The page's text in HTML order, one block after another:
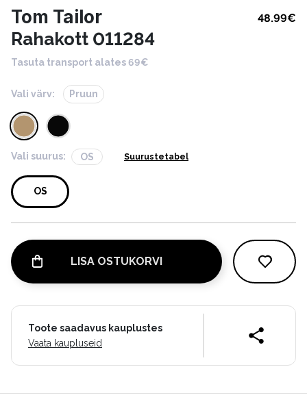
Tom Tailor 48.99€
Rahakott 011284
Tasuta transport alates 69€
Vali värv: Pruun
Vali suurus: OS Suurustetabel
OS
LISA OSTUKORVI
Toote saadavus kauplustes
Vaata kaupluseid